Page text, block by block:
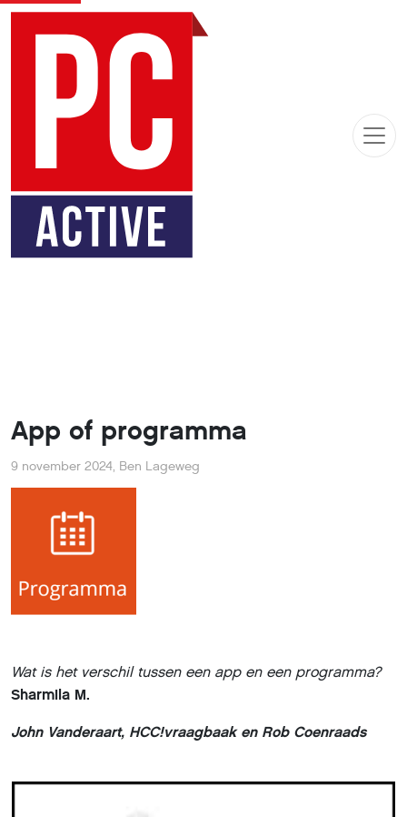
App of programma
9 november 2024, Ben Lageweg
Wat is het verschil tussen een app en een programma?
Sharmila M.
John Vanderaart, HCC!vraagbaak en Rob Coenraads